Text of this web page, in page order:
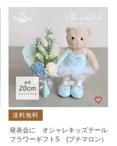
送料無料
発表会に オシャレキッズテール
フラワーギフトS (プチマロン）